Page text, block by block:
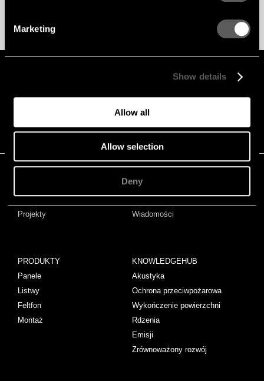
Marketing
Show details
Allow all
Allow selection
Deny
PROJEKTY
Projekty
STORIES
Wiadomości
PRODUKTY
Panele
Listwy
Feltfon
Montaż
KNOWLEDGEHUB
Akustyka
Ochrona przeciwpożarowa
Wykończenie powierzchni
Rdzenia
Emisji
Zrównoważony rozwój